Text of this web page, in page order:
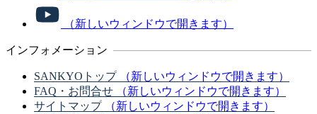
（新しいウィンドウで開きます）
インフォメーション
SANKYOトップ
（新しいウィンドウで開きます）
FAQ・お問合せ
（新しいウィンドウで開きます）
サイトマップ
（新しいウィンドウで開きます）